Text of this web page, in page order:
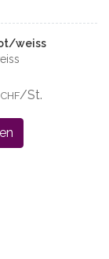
weiss
CHF/St.